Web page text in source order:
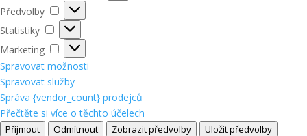
Předvolby
Předvolby
Statistiky
Statistiky
Marketing
Marketing
Spravovat možnosti
Spravovat služby
Správa {vendor_count} prodejců
Přečtěte si více o těchto účelech
Příjmout Odmítnout Zobrazit předvolby Uložit předvolby